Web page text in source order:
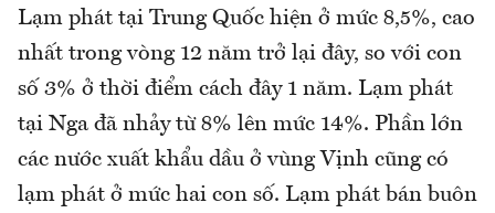
Lạm phát tại Trung Quốc hiện ở mức 8,5%, cao
nhất trong vòng 12 năm trở lại đây, so với con
số 3% ở thời điểm cách đây 1 năm. Lạm phát
tại Nga đã nhảy từ 8% lên mức 14%. Phần lớn
các nước xuất khẩu dầu ở vùng Vịnh cũng có
lạm phát ở mức hai con số. Lạm phát bán buôn